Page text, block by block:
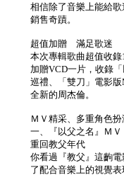
相信除了音樂上能給
銷售奇蹟。
超值加贈 滿足歌迷
本次專輯歌曲超值收
加贈VCD一片，收錄
巡禮、「雙刀」電影
全新的周杰倫。
ＭＶ精采、多重角色扮
一、『以父之名』ＭＶ
重回教父年代
你看過『教父』這齣
了配合音樂上的視覺